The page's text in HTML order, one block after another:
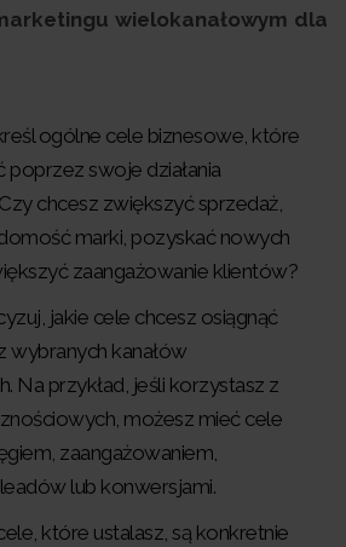
wielokanałowym dla
ogólne cele biznesowe, które
poprzez swoje działania
chcesz zwiększyć sprzedaż,
marki, pozyskać nowych
zaangażowanie klientów?
jakie cele chcesz osiągnąć
wybranych kanałów
Na przykład, jeśli korzystasz z
możesz mieć cele
zaangażowaniem,
lub konwersjami.
które ustalasz, są konkretnie